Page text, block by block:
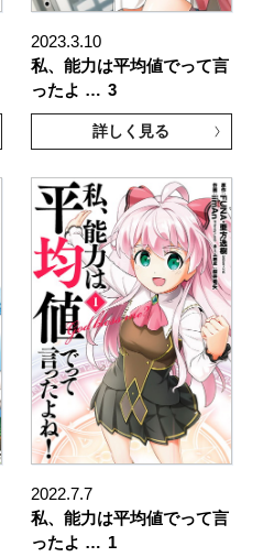
2023.3.10
私、能力は平均値でって言
ったよ … 3
詳しく見る
2022.7.7
私、能力は平均値でって言
ったよ … 1